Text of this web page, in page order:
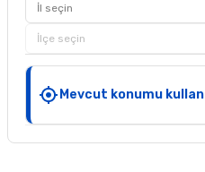
İl seçin
İlçe seçin
Mevcut konumu kullan